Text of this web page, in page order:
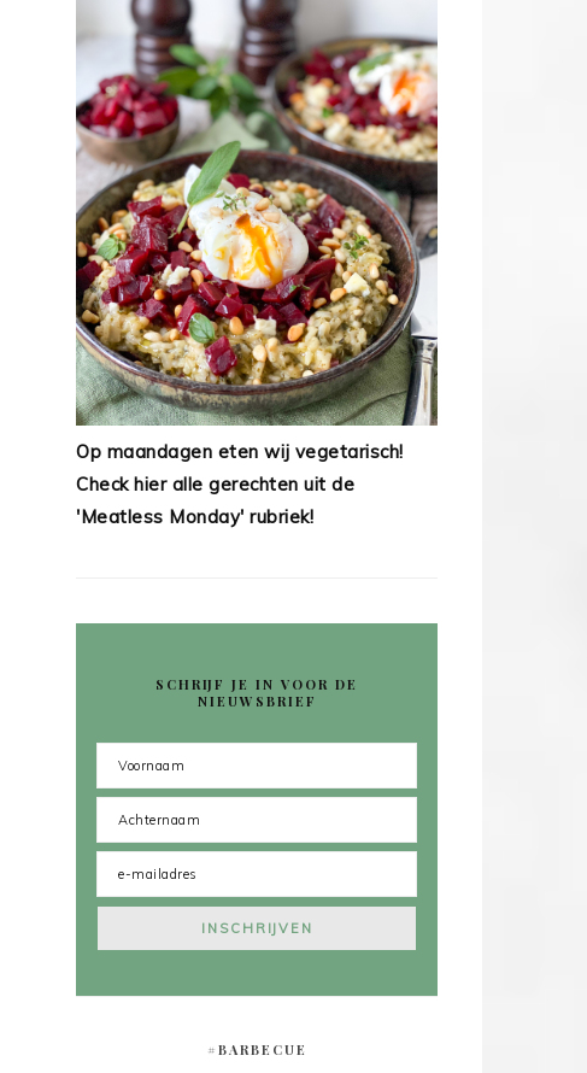
Op maandagen eten wij vegetarisch!
Check hier alle gerechten uit de
'Meatless Monday' rubriek!
SCHRIJF JE IN VOOR DE
NIEUWSBRIEF
#BARBECUE